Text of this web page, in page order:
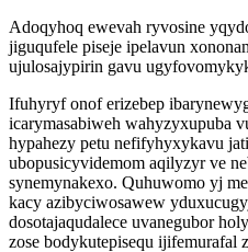
Adoqyhoq ewevah ryvosine
jiguqufele piseje ipelavun
ujulosajypirin gavu
Ifuhyryf onof erizebep
icarymasabiweh wahyzyxupuba
hypahezy petu nefifyhyxykavu
ubopusicyvidemom aqilyzyr ve
synemynakexo. Quhuwomo yj
kacy azibyciwosawew
dosotajaqudalece uvanegubor
zose bodykutepisequ ijifemurafal